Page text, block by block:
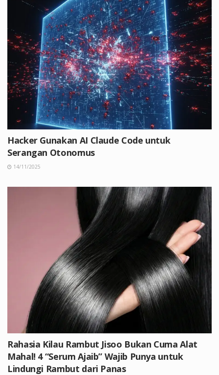
Hacker Gunakan AI Claude Code untuk
Serangan Otonomus
14/11/2025
Rahasia Kilau Rambut Jisoo Bukan Cuma Alat
Mahal! 4 “Serum Ajaib” Wajib Punya untuk
Lindungi Rambut dari Panas